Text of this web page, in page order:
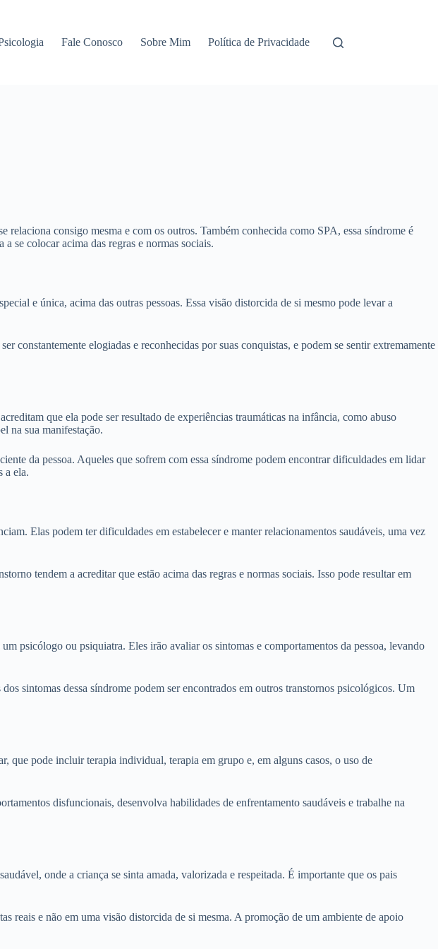
Fale Conosco Sobre Mim Política de Privacidade
consigo mesma e com os outros. Também conhecida como SPA, essa síndrome é
se colocar acima das regras e normas sociais.
e única, acima das outras pessoas. Essa visão distorcida de si mesmo pode levar a
constantemente elogiadas e reconhecidas por suas conquistas, e podem se sentir extremamente
que ela pode ser resultado de experiências traumáticas na infância, como abuso
na sua manifestação.
da pessoa. Aqueles que sofrem com essa síndrome podem encontrar dificuldades em lidar
a ela.
Elas podem ter dificuldades em estabelecer e manter relacionamentos saudáveis, uma vez
tendem a acreditar que estão acima das regras e normas sociais. Isso pode resultar em
psicólogo ou psiquiatra. Eles irão avaliar os sintomas e comportamentos da pessoa, levando
sintomas dessa síndrome podem ser encontrados em outros transtornos psicológicos. Um
pode incluir terapia individual, terapia em grupo e, em alguns casos, o uso de
disfuncionais, desenvolva habilidades de enfrentamento saudáveis e trabalhe na
onde a criança se sinta amada, valorizada e respeitada. É importante que os pais
reais e não em uma visão distorcida de si mesma. A promoção de um ambiente de apoio